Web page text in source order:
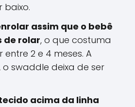
baixo.
assim que o bebê
de rolar, o que costuma
2 e 4 meses. A
swaddle deixa de ser
acima da linha